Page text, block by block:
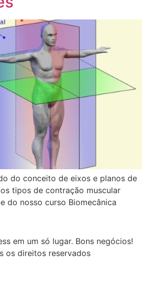
do conceito de eixos e planos de
tipos de contração muscular
do nosso curso Biomecânica
em um só lugar. Bons negócios!
os direitos reservados